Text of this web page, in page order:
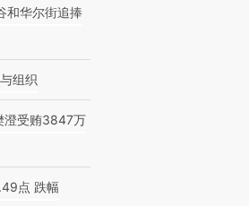
和华尔街追捧
组织
澄受贿3847万
点 跌幅